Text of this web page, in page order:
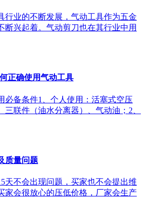
行业的不断发展，气动工具作为五金
断兴起着。气动剪刀也在其行业中用
正确使用气动工具
必备条件1、个人使用：活塞式空压
三联件（油水分离器）、气动油；2、
质量问题
天不会出现问题，买家也不会提出维
家会很放心的压低价格，厂家会生产